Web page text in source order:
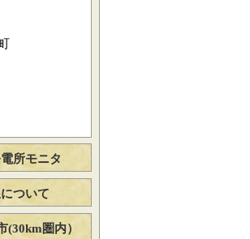
所モニタ
ついて
(30km圏内）